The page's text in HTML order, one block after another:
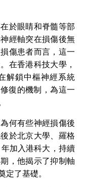
於眼睛和脊髓等部
經軸突在損傷後無
傷患者而言，這一
在香港科技大學，
解鎖中樞神經系統
復的機制，為這一
何有些神經損傷後
於北京大學、羅格
加入港科大，持續
，他揭示了抑制軸
定了基礎。